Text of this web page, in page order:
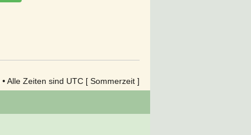
• Alle Zeiten sind UTC [ Sommerzeit ]